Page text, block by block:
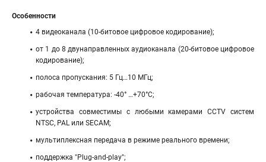
Особенности
4 видеоканала (10-битовое цифровое кодирование);
от 1 до 8 двунаправленных аудиоканала (20-битовое цифровое
кодирование);
полоса пропускания: 5 Гц…10 МГц;
рабочая температура: -40° …+70°С;
устройства совместимы с любыми камерами CCTV систем
NTSC, PAL или SECAM;
мультиплексная передача в режиме реального времени;
поддержка "Plug-and-play";